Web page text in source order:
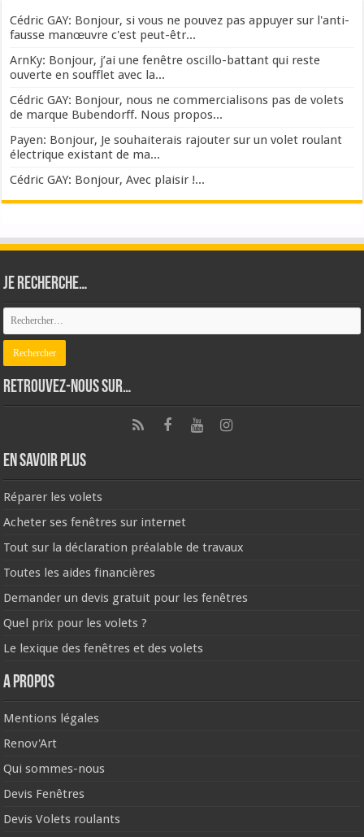
Cédric GAY: Bonjour, si vous ne pouvez pas appuyer sur l'anti-
fausse manœuvre c'est peut-êtr...
ArnKy: Bonjour, j’ai une fenêtre oscillo-battant qui reste
ouverte en soufflet avec la...
Cédric GAY: Bonjour, nous ne commercialisons pas de volets
de marque Bubendorff. Nous propos...
Payen: Bonjour, Je souhaiterais rajouter sur un volet roulant
électrique existant de ma...
Cédric GAY: Bonjour, Avec plaisir !...
Je recherche…
Retrouvez-nous sur…
En savoir plus
Réparer les volets
Acheter ses fenêtres sur internet
Tout sur la déclaration préalable de travaux
Toutes les aides financières
Demander un devis gratuit pour les fenêtres
Quel prix pour les volets ?
Le lexique des fenêtres et des volets
A propos
Mentions légales
Renov'Art
Qui sommes-nous
Devis Fenêtres
Devis Volets roulants